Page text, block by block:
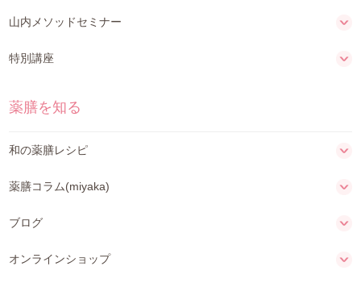
山内メソッドセミナー
特別講座
薬膳を知る
和の薬膳レシピ
薬膳コラム(miyaka)
ブログ
オンラインショップ